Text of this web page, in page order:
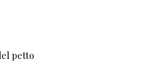
petto